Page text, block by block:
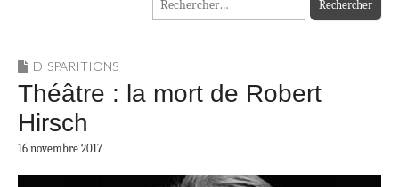
DISPARITIONS
Théâtre : la mort de Robert
Hirsch
16 novembre 2017